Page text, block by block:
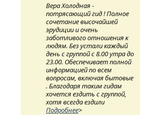
Вера Холодная -
потрясающий гид ! Полное
сочетание высочайшей
эрудиции и очень
заботливого отношения к
людям. Без устали каждый
день с группой с 8.00 утра до
23.00. Обеспечивает полной
информацией по всем
вопросам, включая бытовые
. Благодаря таким гидам
хочется ездить с группой,
хотя всегда ездили
Подробнее>